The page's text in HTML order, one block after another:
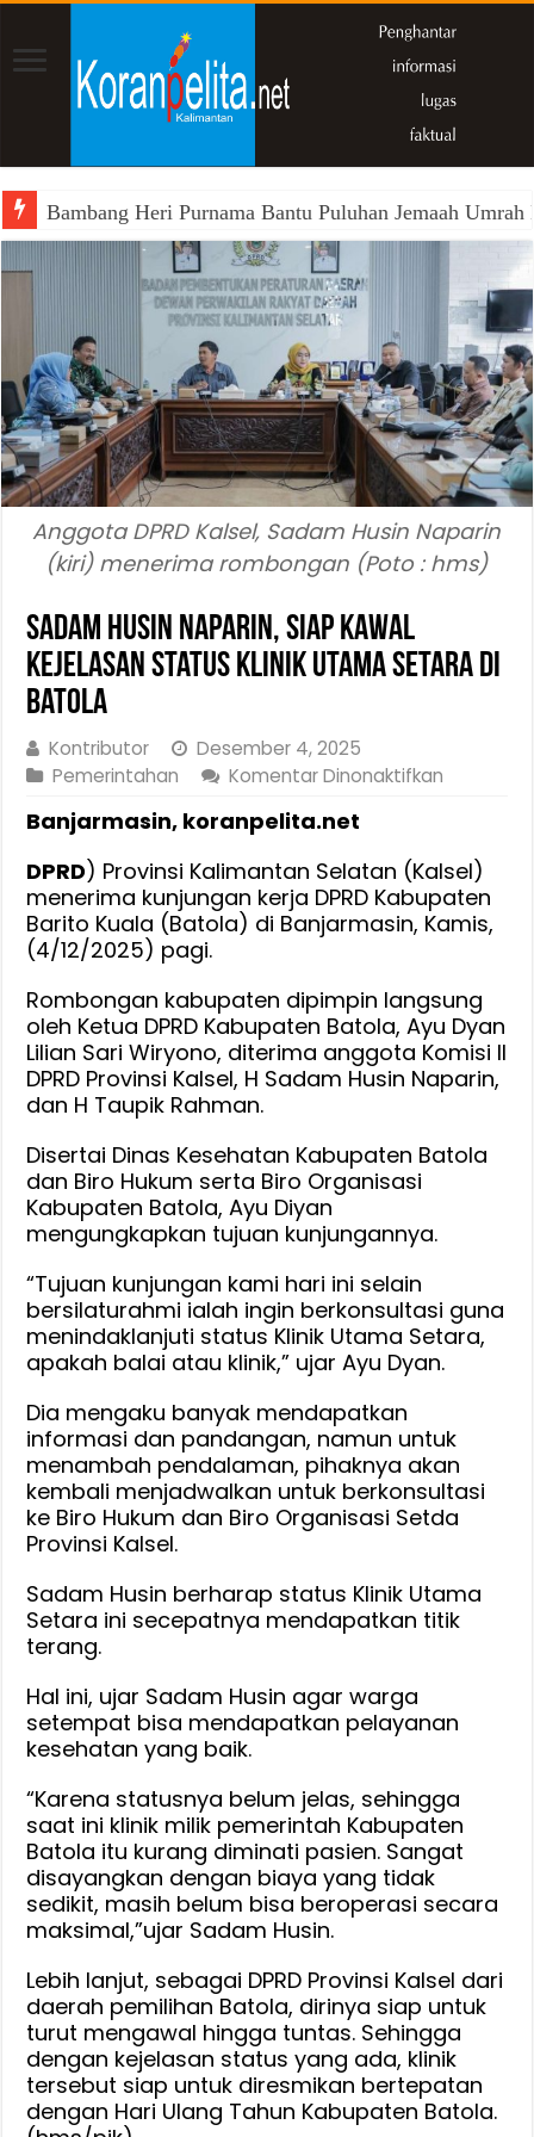
Bambang Heri Purnama Bantu Puluhan Jemaah
Anggota DPRD Kalsel, Sadam Husin Naparin
(kiri) menerima rombongan (Poto : hms)
Sadam Husin Naparin, Siap Kawal
Kejelasan Status Klinik Utama Setara di
Batola
Kontributor
Desember 4, 2025
Pemerintahan
Komentar Dinonaktifkan
Naparin,
Siap
Kawal
Kejelasan
Klinik
Utama
Setara
di
Banjarmasin, koranpelita.net
DPRD) Provinsi Kalimantan Selatan (Kalsel)
menerima kunjungan kerja DPRD Kabupaten
Barito Kuala (Batola) di Banjarmasin, Kamis,
(4/12/2025) pagi.
Rombongan kabupaten dipimpin langsung
oleh Ketua DPRD Kabupaten Batola, Ayu Dyan
Lilian Sari Wiryono, diterima anggota Komisi II
DPRD Provinsi Kalsel, H Sadam Husin Naparin,
dan H Taupik Rahman.
Disertai Dinas Kesehatan Kabupaten Batola
dan Biro Hukum serta Biro Organisasi
Kabupaten Batola, Ayu Diyan
mengungkapkan tujuan kunjungannya.
“Tujuan kunjungan kami hari ini selain
bersilaturahmi ialah ingin berkonsultasi guna
menindaklanjuti status Klinik Utama Setara,
apakah balai atau klinik,” ujar Ayu Dyan.
Dia mengaku banyak mendapatkan
informasi dan pandangan, namun untuk
menambah pendalaman, pihaknya akan
kembali menjadwalkan untuk berkonsultasi
ke Biro Hukum dan Biro Organisasi Setda
Provinsi Kalsel.
Sadam Husin berharap status Klinik Utama
Setara ini secepatnya mendapatkan titik
terang.
Hal ini, ujar Sadam Husin agar warga
setempat bisa mendapatkan pelayanan
kesehatan yang baik.
“Karena statusnya belum jelas, sehingga
saat ini klinik milik pemerintah Kabupaten
Batola itu kurang diminati pasien. Sangat
disayangkan dengan biaya yang tidak
sedikit, masih belum bisa beroperasi secara
maksimal,”ujar Sadam Husin.
Lebih lanjut, sebagai DPRD Provinsi Kalsel dari
daerah pemilihan Batola, dirinya siap untuk
turut mengawal hingga tuntas. Sehingga
dengan kejelasan status yang ada, klinik
tersebut siap untuk diresmikan bertepatan
dengan Hari Ulang Tahun Kabupaten Batola.